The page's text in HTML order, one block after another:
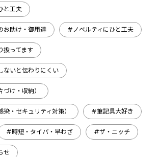
と工夫
お助け・御用達 #ノベルティにひと工夫
扱ってます
ないと伝わりにくい
け・収納）
・セキュリティ対策） #筆記具大好き
#時短・タイパ・早わざ #ザ・ニッチ
せ